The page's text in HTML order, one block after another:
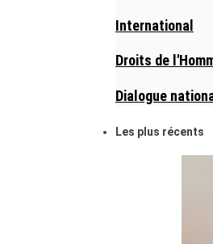
International
Droits de
Dialogue
Les plus récents